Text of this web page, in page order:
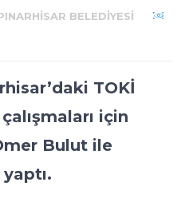
BELEDIYESI
TOKİ
için
Bulut ile